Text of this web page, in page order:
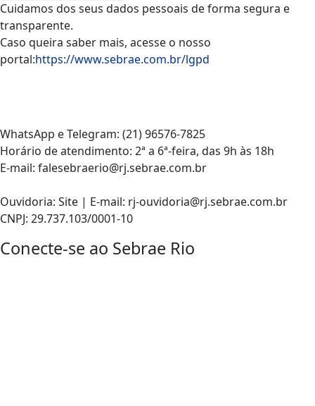
Cuidamos dos seus dados pessoais de forma segura e
transparente.
Caso queira saber mais, acesse o nosso
portal:https://www.sebrae.com.br/lgpd
WhatsApp e Telegram: (21) 96576-7825
Horário de atendimento: 2ª a 6ª-feira, das 9h às 18h
E-mail: falesebraerio@rj.sebrae.com.br
Ouvidoria: Site | E-mail: rj-ouvidoria@rj.sebrae.com.br
CNPJ: 29.737.103/0001-10
Conecte-se ao Sebrae Rio